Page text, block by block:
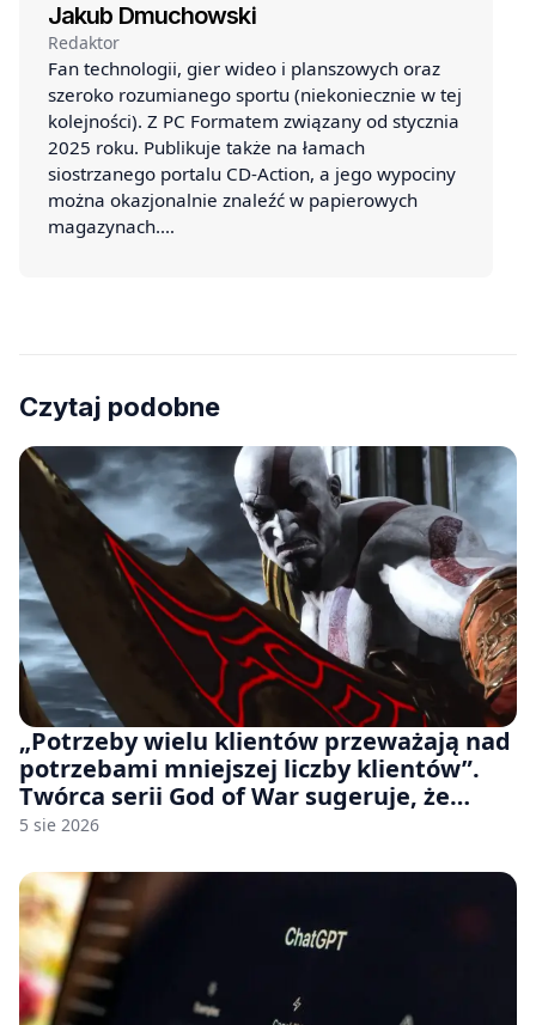
Jakub Dmuchowski
Redaktor
Fan technologii, gier wideo i planszowych oraz
szeroko rozumianego sportu (niekoniecznie w tej
kolejności). Z PC Formatem związany od stycznia
2025 roku. Publikuje także na łamach
siostrzanego portalu CD-Action, a jego wypociny
można okazjonalnie znaleźć w papierowych
magazynach.…
Czytaj podobne
„Potrzeby wielu klientów przeważają nad
potrzebami mniejszej liczby klientów”.
Twórca serii God of War sugeruje, że
rozumie, dlaczego Sony rezygnuje z gier
5 sie 2026